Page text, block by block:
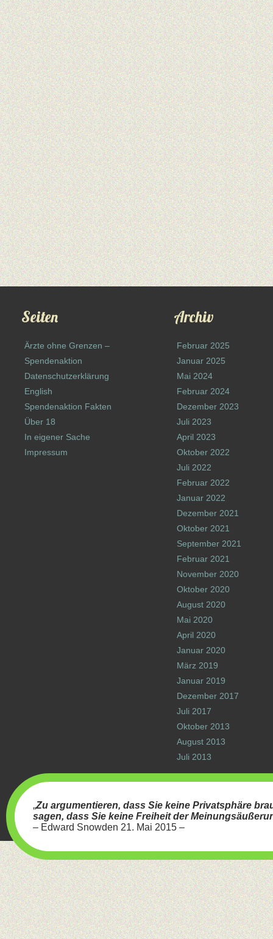
Seiten
Ärzte ohne Grenzen –
Spendenaktion
Datenschutzerklärung
English
Spendenaktion Fakten
Über 18
In eigener Sache
Impressum
Archiv
Februar 2025
Januar 2025
Mai 2024
Februar 2024
Dezember 2023
Juli 2023
April 2023
Oktober 2022
Juli 2022
Februar 2022
Januar 2022
Dezember 2021
Oktober 2021
September 2021
Februar 2021
November 2020
Oktober 2020
August 2020
Mai 2020
April 2020
Januar 2020
März 2019
Januar 2019
Dezember 2017
Juli 2017
Oktober 2013
August 2013
Juli 2013
CyberChimps WordPress Themes
„Zu argumentieren, dass Sie keine Privatsphäre
sagen, dass Sie keine Freiheit der
– Edward Snowden 21. Mai 2015 –